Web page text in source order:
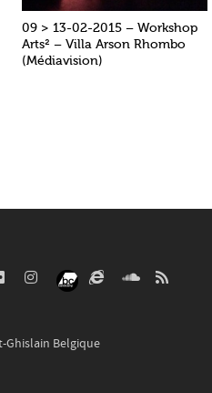
09 > 13-02-2015 – Workshop
Arts² – Villa Arson Rhombo
(Médiavision)
Ghislain Belgique